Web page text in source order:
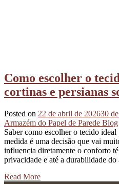
Como escolher o
cortinas e persianas
Posted on 22 de abril de 202630
Armazém do Papel de Parede Blog
Saber como escolher o tecido ideal
medida é uma decisão que vai
influencia diretamente o conforto
privacidade e até a durabilidade
Read More